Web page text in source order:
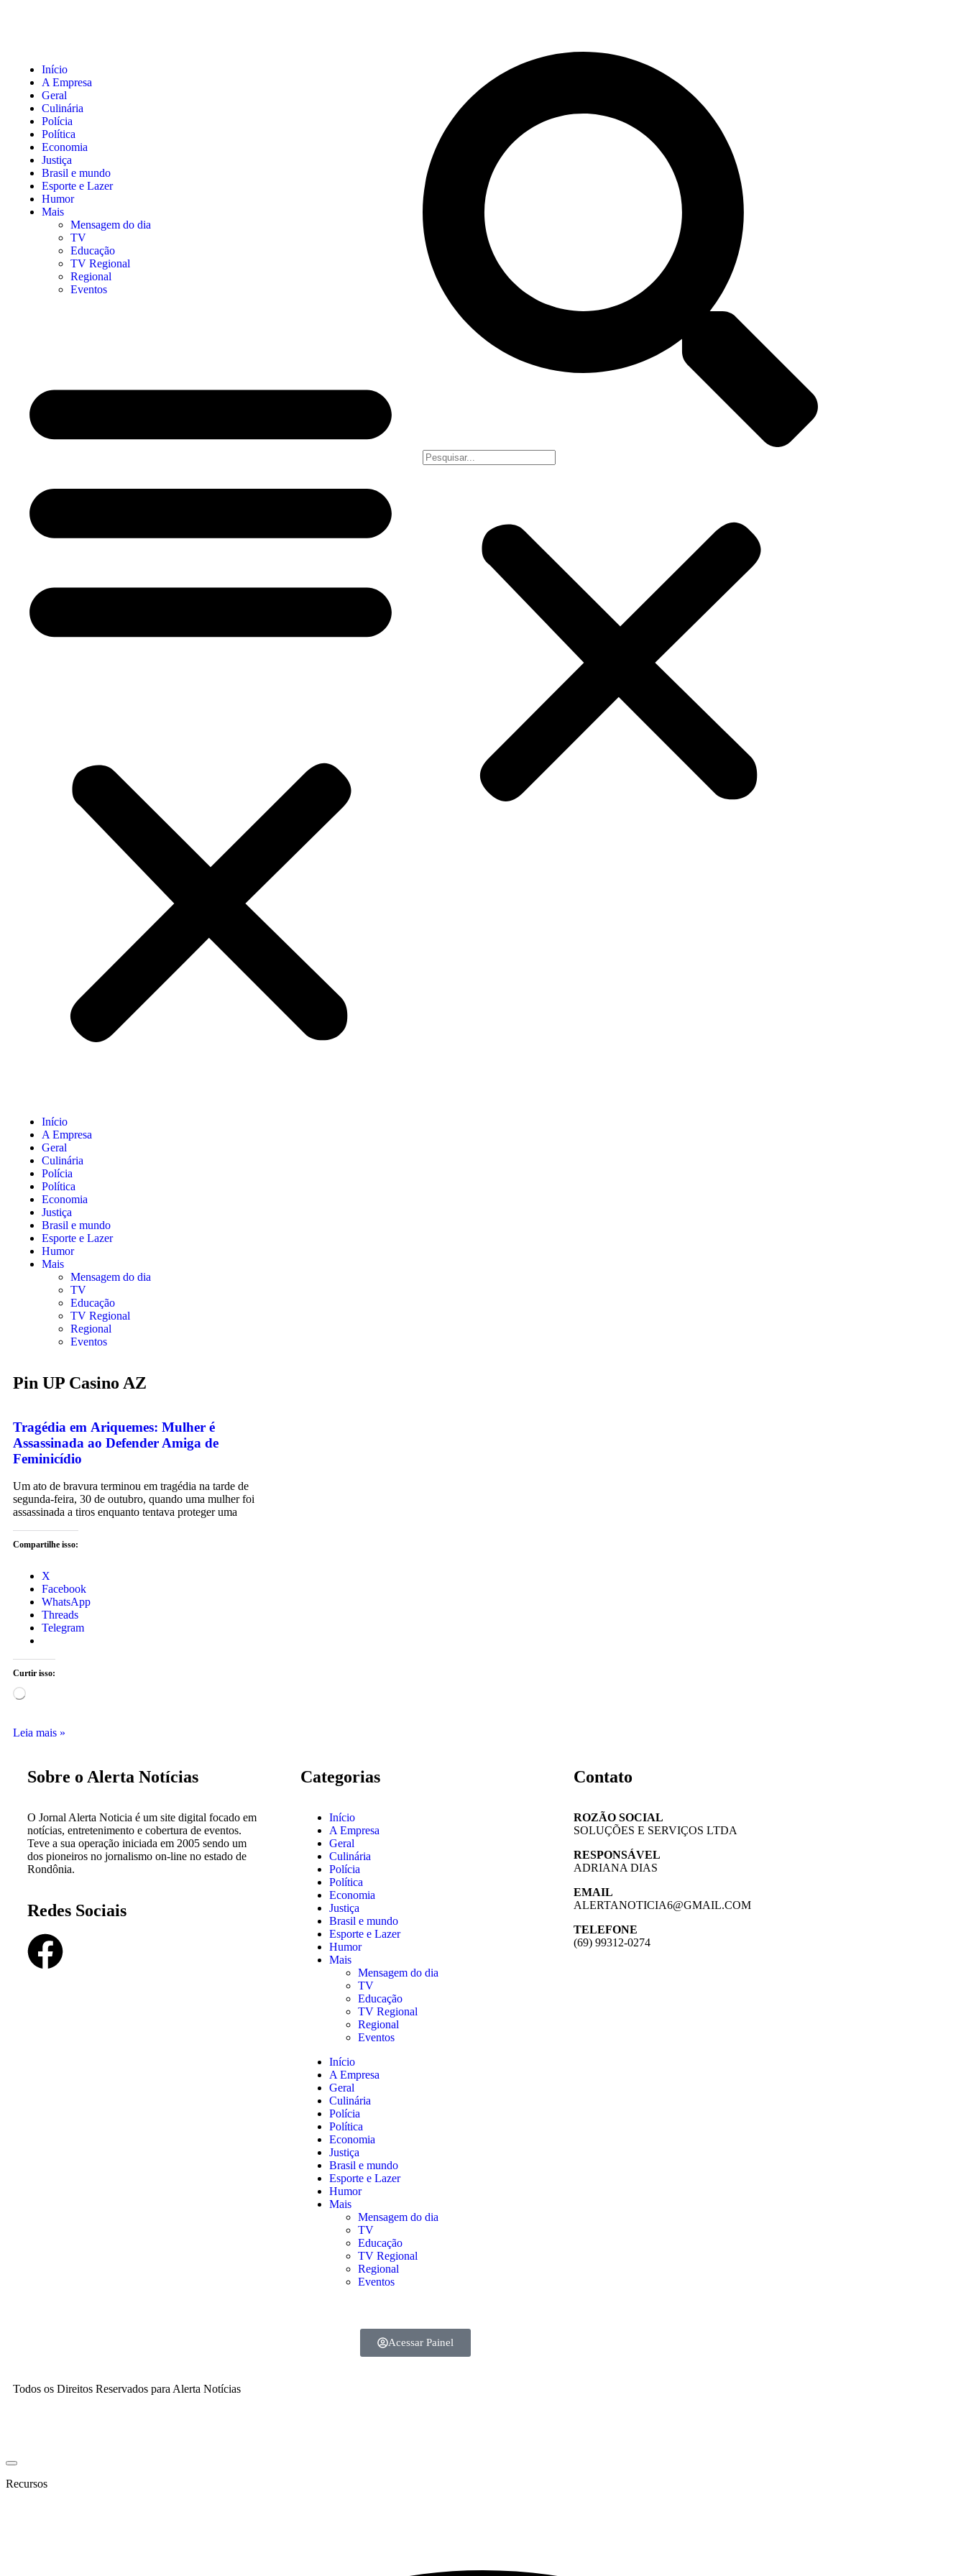
Início
A Empresa
Geral
Culinária
Polícia
Política
Economia
Justiça
Brasil e mundo
Esporte e Lazer
Humor
Mais
Mensagem do dia
TV
Educação
TV Regional
Regional
Eventos
Início
A Empresa
Geral
Culinária
Polícia
Política
Economia
Justiça
Brasil e mundo
Esporte e Lazer
Humor
Mais
Mensagem do dia
TV
Educação
TV Regional
Regional
Eventos
Pin UP Casino AZ
Tragédia em Ariquemes: Mulher é
Assassinada ao Defender Amiga de
Feminicídio
Um ato de bravura terminou em tragédia na tarde de
segunda-feira, 30 de outubro, quando uma mulher foi
assassinada a tiros enquanto tentava proteger uma
Compartilhe isso:
X
Facebook
WhatsApp
Threads
Telegram
Curtir isso:
Leia mais »
Sobre o Alerta Notícias
O Jornal Alerta Noticia é um site digital focado em
notícias, entretenimento e cobertura de eventos.
Teve a sua operação iniciada em 2005 sendo um
dos pioneiros no jornalismo on-line no estado de
Rondônia.
Redes Sociais
Categorias
Início
A Empresa
Geral
Culinária
Polícia
Política
Economia
Justiça
Brasil e mundo
Esporte e Lazer
Humor
Mais
Mensagem do dia
TV
Educação
TV Regional
Regional
Eventos
Início
A Empresa
Geral
Culinária
Polícia
Política
Economia
Justiça
Brasil e mundo
Esporte e Lazer
Humor
Mais
Mensagem do dia
TV
Educação
TV Regional
Regional
Eventos
Contato
ROZÃO SOCIAL
SOLUÇÕES E SERVIÇOS LTDA
RESPONSÁVEL
ADRIANA DIAS
EMAIL
ALERTANOTICIA6@GMAIL.COM
TELEFONE
(69) 99312-0274
Acessar Painel
Todos os Direitos Reservados para Alerta Notícias
Recursos